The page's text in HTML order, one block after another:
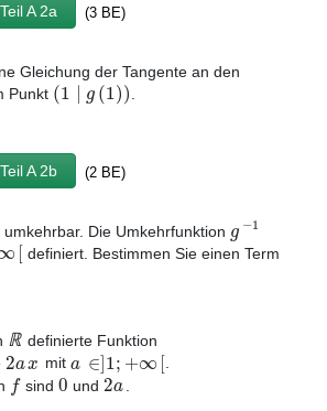
A 2a (3 BE)
Gleichung der Tangente an den
Punkt (1 | g(1)).
A 2b (2 BE)
umkehrbar. Die Umkehrfunktion g −1
[ definiert. Bestimmen Sie einen Term
ℝ definierte Funktion
2ax mit a ∈]1;+∞[.
fsind 0 und 2a